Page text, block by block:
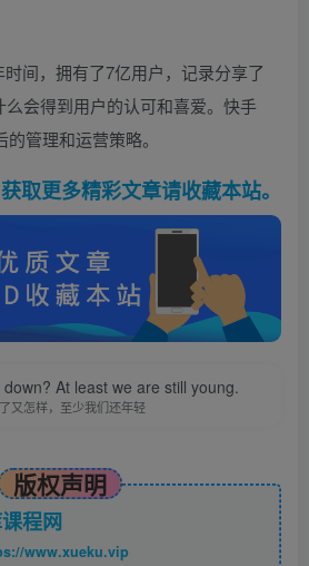
间，拥有了7亿用户，记录分享了
会得到用户的认可和喜爱。快手
管理和运营策略。
取更多精彩文章请收藏本站。
At least we are still young.
又怎样，至少我们还年轻
版权声明
程网
www.xueku.vip